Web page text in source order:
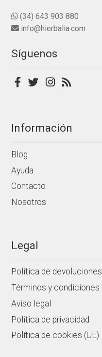
(34) 643 903 880
info@hierbalia.com
Síguenos
Información
Blog
Ayuda
Contacto
Nosotros
Legal
Política de devoluciones
Términos y condiciones
Aviso legal
Política de privacidad
Política de cookies (UE)